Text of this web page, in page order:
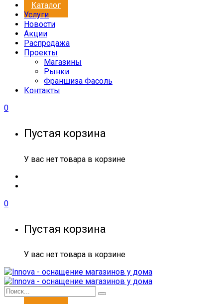
Каталог
Услуги
Новости
Акции
Распродажа
Проекты
Магазины
Рынки
Франшиза Фасоль
Контакты
0
Пустая корзина
У вас нет товара в корзине
0
Пустая корзина
У вас нет товара в корзине